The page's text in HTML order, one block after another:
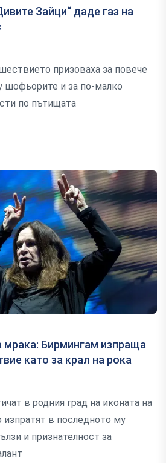
Зайци“ даде газ на
призоваха за повече
шофьорите и за по-малко
по пътищата
мрака: Бирмингам изпраща
като за крал на рока
в родния град на иконата на
изпратят в последното му
и признателност за